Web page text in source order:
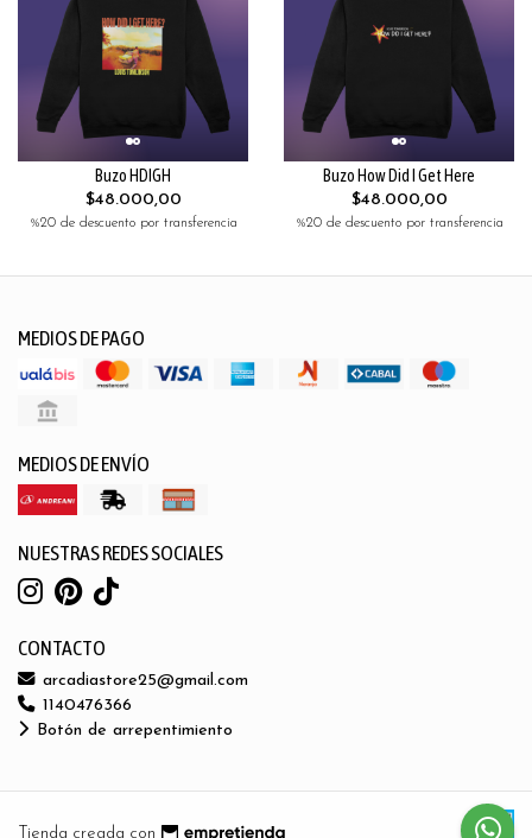
Buzo HDIGH
$48.000,00
%20 de descuento por transferencia
Buzo How Did I Get Here
$48.000,00
%20 de descuento por transferencia
MEDIOS DE PAGO
MEDIOS DE ENVÍO
NUESTRAS REDES SOCIALES
CONTACTO
arcadiastore25@gmail.com
1140476366
Botón de arrepentimiento
Tienda creada con